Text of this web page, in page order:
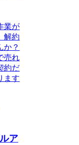
業が
解約
か？
売れ
約だ
ます
ア